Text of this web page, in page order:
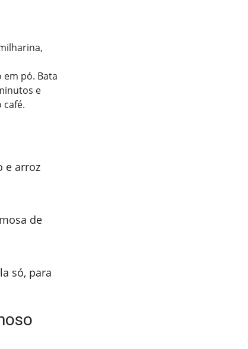
pó. Bata
e
e arroz
de
só, para